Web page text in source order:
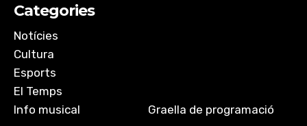
Categories
Notícies
Cultura
Esports
El Temps
Info musical
Graella de programació